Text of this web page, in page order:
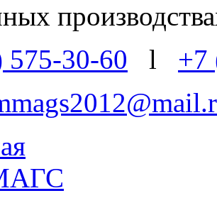
575-30-60 l +7